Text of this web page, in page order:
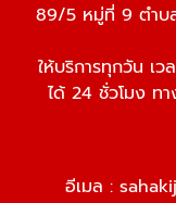
89/5 หมู่ที่ 9 ตำบล
ให้บริการทุกวัน เ
ได้ 24 ชั่วโมง ท
อีเมล :